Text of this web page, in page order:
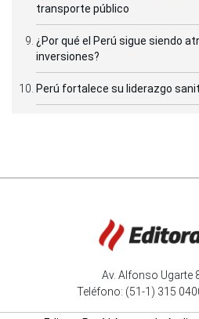
transporte público
¿Por qué el Perú sigue siendo
inversiones?
Perú fortalece su liderazgo
Av. Alfonso Ugarte
Teléfono: (51-1) 315